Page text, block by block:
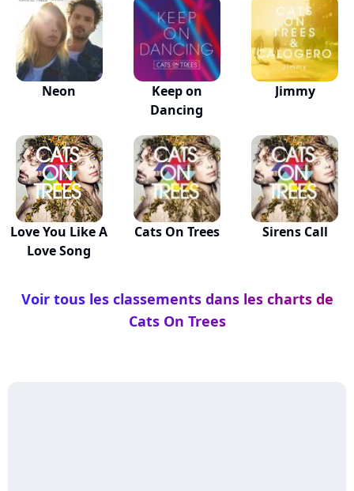
Neon
Keep on
Dancing
Jimmy
Love You Like A
Love Song
Cats On Trees Sirens Call
Voir tous les classements dans les charts de
Cats On Trees